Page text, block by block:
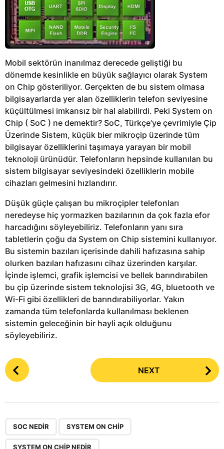
Mobil sektörün inanılmaz derecede geliştiği bu
dönemde kesinlikle en büyük sağlayıcı olarak System
on Chip gösteriliyor. Gerçekten de bu sistem olmasa
bilgisayarlarda yer alan özelliklerin telefon seviyesine
küçültülmesi imkansız bir hal alabilirdi. Peki System on
Chip ( SoC ) ne demektir? SoC, Türkçe’ye çevrimiyle Çip
Üzerinde Sistem, küçük bier mikroçip üzerinde tüm
bilgisayar özelliklerini taşımaya yarayan bir mobil
teknoloji ürünüdür. Telefonların hepsinde kullanılan bu
sistem bilgisayar seviyesindeki özelliklerin mobile
cihazları gelmesini hızlandırır.
Düşük güçle çalışan bu mikroçipler telefonları
neredeyse hiç yormazken bazılarının da çok fazla efor
harcadığını söyleyebiliriz. Telefonların yanı sıra
tabletlerin çoğu da System on Chip sistemini kullanıyor.
Bu sistemin bazıları içerisinde dahili hafızasına sahip
olurken bazıları hafızasını cihaz üzerinden karşılar.
İçinde işlemci, grafik işlemcisi ve bellek barındırabilen
bu çip üzerinde sistem teknolojisi 3G, 4G, bluetooth ve
Wi-Fi gibi özellikleri de barındırabiliyorlar. Yakın
zamanda tüm telefonlarda kullanılması beklenen
sistemin geleceğinin bir hayli açık olduğunu
söyleyebiliriz.
P
o
NEXT
SOC NEDIR SYSTEM ON CHIP
SYSTEM ON CHIP NEDIR